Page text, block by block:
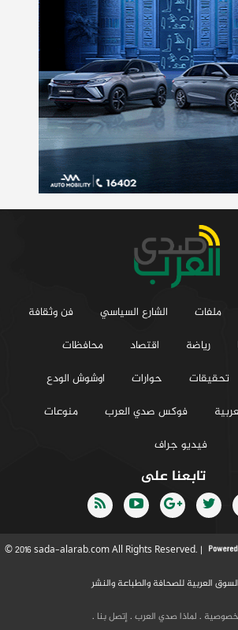
ملفات الشارع السياسي
فن وثقافة
رياضة اقتصاد
محافظات
تحقيقات حوارات
اوشوش الودع
فوكس صدي العرب
منوعات
فيديو جراف
تابعنا على
© 2016 sada-alarab.com All Rights Reserved. |
العربية للصحافة والطباعة والنشر
. لماذا صدي العرب .إتصل بنا .